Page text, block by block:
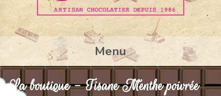
Menu
La boutique - Tisane Menthe poivrée